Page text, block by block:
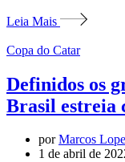
Leia Mais
Copa do Catar
Definidos os
Brasil estreia
porMarcos
1 de abril de